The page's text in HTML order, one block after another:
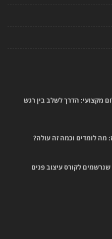
מקצועי: הדרך לשלב בין רגש
מה לומדים וכמה זה עולה?
לקורס עיצוב פנים